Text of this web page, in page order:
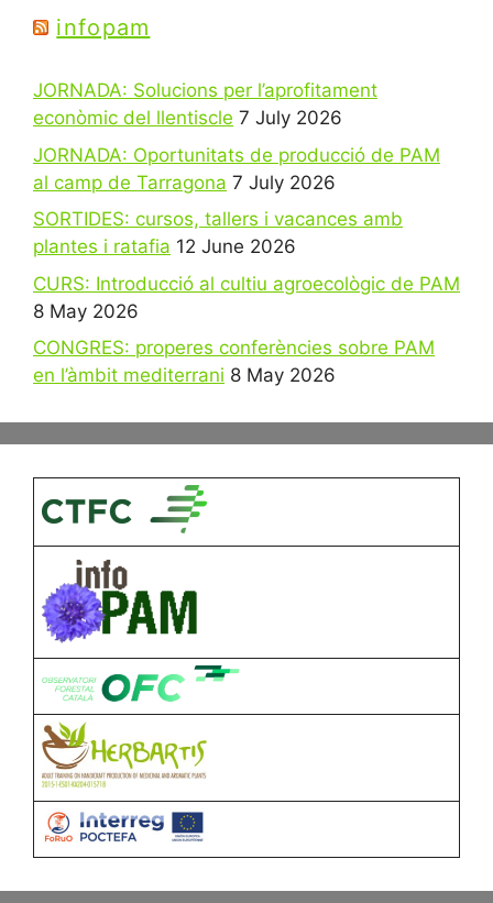
infopam
JORNADA: Solucions per l’aprofitament
econòmic del llentiscle 7 July 2026
JORNADA: Oportunitats de producció de PAM
al camp de Tarragona 7 July 2026
SORTIDES: cursos, tallers i vacances amb
plantes i ratafia 12 June 2026
CURS: Introducció al cultiu agroecològic de PAM
8 May 2026
CONGRES: properes conferències sobre PAM
en l’àmbit mediterrani 8 May 2026